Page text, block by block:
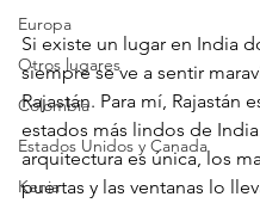
Europa
Otros lugares
Colombia
Estados Unidos y Canada
Kenia
Si existe un lugar en India
siempre se ve a sentir
Rajastán. Para mí, Rajastán
estados más lindos de
arquitectura es única, los
puertas y las ventanas lo